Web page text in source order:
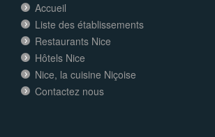
Accueil
Liste des établissements
Restaurants Nice
Hôtels Nice
Nice, la cuisine Niçoise
Contactez nous